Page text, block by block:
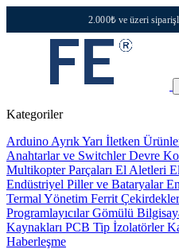
2.000₺ ve üzeri
Kategoriler
Arduino Ayrık Yarı İletken
Anahtarlar ve SwitchlerDevre
Multikopter Parçaları El Aletleri
Endüstriyel Piller ve Bataryalar
Termal Yönetim Ferrit
ProgramlayıcılarGömülü
Kaynakları PCB Tip İzolatörler
Haberleşme